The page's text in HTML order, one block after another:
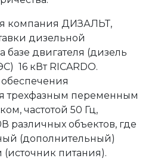
компания ДИЗАЛЬТ,
дизельной
базе двигателя (дизель
16 кВт RICARDO.
трехфазным переменным
частотой 50 Гц,
различных объектов, где
(дополнительный)
питания).